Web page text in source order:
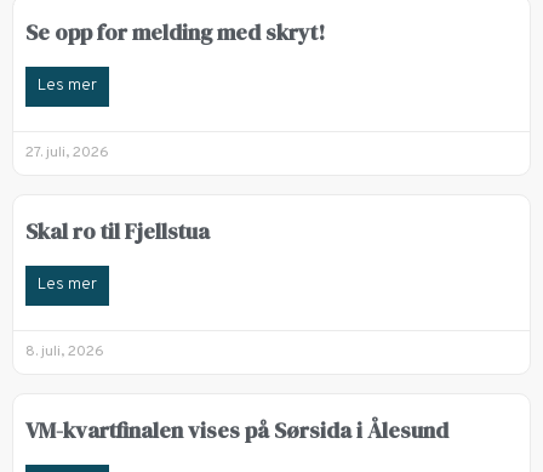
Se opp for melding med skryt!
Les mer
27. juli, 2026
Skal ro til Fjellstua
Les mer
8. juli, 2026
VM-kvartfinalen vises på Sørsida i Ålesund